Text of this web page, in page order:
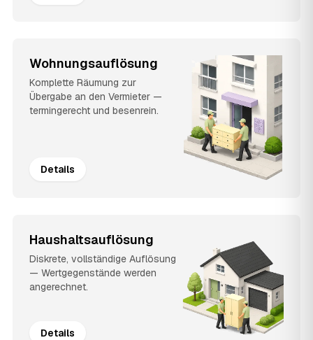
Wohnungsauflösung
Komplette Räumung zur
Übergabe an den Vermieter —
termingerecht und besenrein.
Details
Haushaltsauflösung
Diskrete, vollständige Auflösung
— Wertgegenstände werden
angerechnet.
Details